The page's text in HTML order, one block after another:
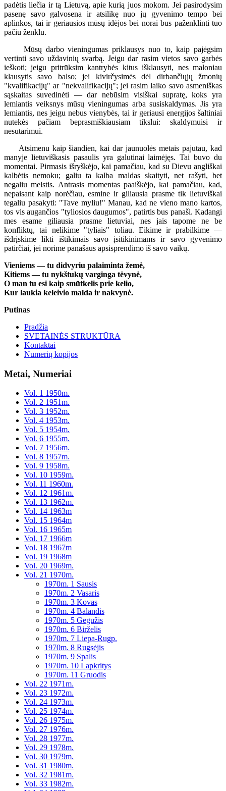
padėtis liečia ir tą Lietuvą, apie kurią juos mokom. Jei pasirodysim
pasenę savo galvosena ir atsilikę nuo jų gyvenimo tempo bei
aplinkos, tai ir geriausios mūsų idėjos bei norai bus paženklinti tuo
pačiu ženklu.
Mūsų darbo vieningumas priklausys nuo to, kaip pajėgsim
vertinti savo uždavinių svarbą. Jeigu dar rasim vietos savo garbės
ieškoti; jeigu pritrūksim kantrybės kitus išklausyti, nes maloniau
klausytis savo balso; jei kivirčysimės dėl dirbančiųjų žmonių
"kvalifikacijų" ar "nekvalifikacijų"; jei rasim laiko savo asmeniškas
sąskaitas suvedinėti — dar nebūsim visiškai supratę, koks yra
lemiantis veiksnys mūsų vieningumas arba susiskaldymas. Jis yra
lemiantis, nes jeigu nebus vienybės, tai ir geriausi energijos šaltiniai
nutekės pačiam beprasmiškiausiam tikslui: skaldymuisi ir
nesutarimui.
Atsimenu kaip šiandien, kai dar jaunuolės metais pajutau, kad
manyje lietuviškasis pasaulis yra galutinai laimėjęs. Tai buvo du
momentai. Pirmasis išryškėjo, kai pamačiau, kad su Dievu angliškai
kalbėtis nemoku; galiu ta kalba maldas skaityti, net rašyti, bet
negaliu melstis. Antrasis momentas paaiškėjo, kai pamačiau, kad,
nepaisant kaip norėčiau, esmine ir giliausia prasme tik lietuviškai
tegaliu pasakyti: "Tave myliu!" Manau, kad ne vieno mano kartos,
tos vis augančios "tyliosios daugumos", patirtis bus panaši. Kadangi
mes esame giliausia prasme lietuviai, nes jais tapome ne be
konfliktų, tai nelikime "tyliais" toliau. Eikime ir prabilkime —
išdrįskime likti ištikimais savo įsitikinimams ir savo gyvenimo
patirčiai, jei norime panašaus apsisprendimo iš savo vaikų.
Vieniems — tu didvyriu palaiminta žemė,
Kitiems — tu nykštukų varginga tėvynė,
O man tu esi kaip smūtkelis prie kelio,
Kur laukia keleivio malda ir nakvynė.
Putinas
Pradžia
SVETAINĖS STRUKTŪRA
Kontaktai
Numerių kopijos
Metai, Numeriai
Vol. 1 1950m.
Vol. 2 1951m.
Vol. 3 1952m.
Vol. 4 1953m.
Vol. 5 1954m.
Vol. 6 1955m.
Vol. 7 1956m.
Vol. 8 1957m.
Vol. 9 1958m.
Vol. 10 1959m.
Vol. 11 1960m.
Vol. 12 1961m.
Vol. 13 1962m.
Vol. 14 1963m
Vol. 15 1964m
Vol. 16 1965m
Vol. 17 1966m
Vol. 18 1967m
Vol. 19 1968m
Vol. 20 1969m.
Vol. 21 1970m.
1970m. 1 Sausis
1970m. 2 Vasaris
1970m. 3 Kovas
1970m. 4 Balandis
1970m. 5 Gegužis
1970m. 6 Birželis
1970m. 7 Liepa-Rugp.
1970m. 8 Rugsėjis
1970m. 9 Spalis
1970m. 10 Lapkritys
1970m. 11 Gruodis
Vol. 22 1971m.
Vol. 23 1972m.
Vol. 24 1973m.
Vol. 25 1974m.
Vol. 26 1975m.
Vol. 27 1976m.
Vol. 28 1977m.
Vol. 29 1978m.
Vol. 30 1979m.
Vol. 31 1980m.
Vol. 32 1981m.
Vol. 33 1982m.